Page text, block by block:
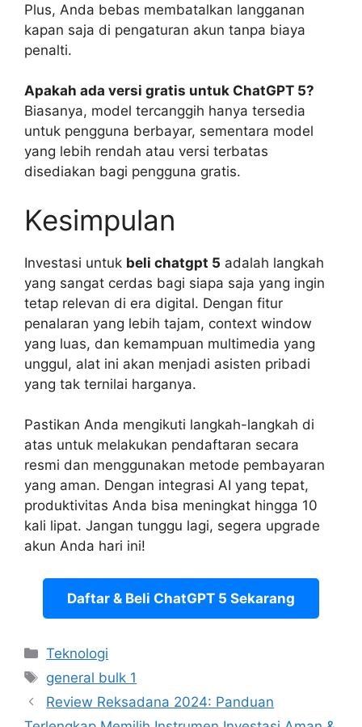
Plus, Anda bebas membatalkan langganan
kapan saja di pengaturan akun tanpa biaya
penalti.
Apakah ada versi gratis untuk ChatGPT 5?
Biasanya, model tercanggih hanya tersedia
untuk pengguna berbayar, sementara model
yang lebih rendah atau versi terbatas
disediakan bagi pengguna gratis.
Kesimpulan
Investasi untuk beli chatgpt 5 adalah langkah
yang sangat cerdas bagi siapa saja yang ingin
tetap relevan di era digital. Dengan fitur
penalaran yang lebih tajam, context window
yang luas, dan kemampuan multimedia yang
unggul, alat ini akan menjadi asisten pribadi
yang tak ternilai harganya.
Pastikan Anda mengikuti langkah-langkah di
atas untuk melakukan pendaftaran secara
resmi dan menggunakan metode pembayaran
yang aman. Dengan integrasi AI yang tepat,
produktivitas Anda bisa meningkat hingga 10
kali lipat. Jangan tunggu lagi, segera upgrade
akun Anda hari ini!
Daftar & Beli ChatGPT 5 Sekarang
Categories
Teknologi
Tags
general bulk 1
Review Reksadana 2024: Panduan